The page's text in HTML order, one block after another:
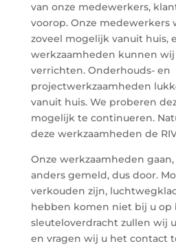
van onze medewerkers,
voorop. Onze
zoveel mogelijk vanuit huis,
werkzaamheden kunnen
verrichten. Onderhouds- en
projectwerkzaamheden
vanuit huis. We proberen
mogelijk te continueren.
deze werkzaamheden de
Onze werkzaamheden
anders gemeld, dus door.
verkouden zijn,
hebben komen niet bij u op
sleuteloverdracht zullen wij
en vragen wij u het contact